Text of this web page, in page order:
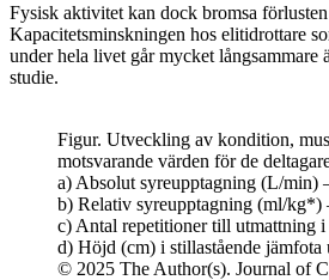
Fysisk aktivitet kan dock bromsa
Kapacitetsminskningen hos elitidrottare
under hela livet går mycket långsammare
studie.
Figur. Utveckling av kondition,
motsvarande värden för de
a) Absolut syreupptagning (L/min)
b) Relativ syreupptagning (ml/kg*)
c) Antal repetitioner till utmattning
d) Höjd (cm) i stillastående
© 2025 The Author(s). Journal of